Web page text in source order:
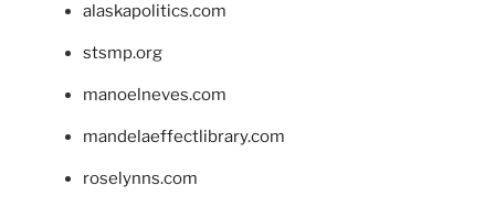
alaskapolitics.com
stsmp.org
manoelneves.com
mandelaeffectlibrary.com
roselynns.com